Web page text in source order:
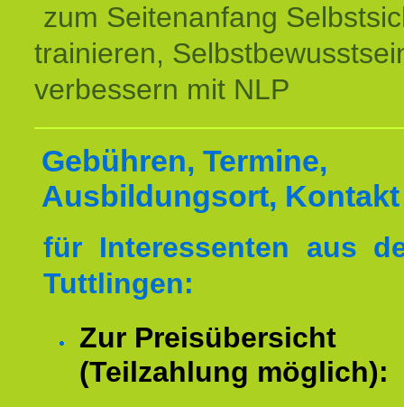
zum Seitenanfang
trainieren,
verbessern mit NLP
Gebühren, Termine,
Ausbildungsort, Kontakt
für Interessenten aus
Tuttlingen:
Zur Preisübersicht
(Teilzahlung möglich):